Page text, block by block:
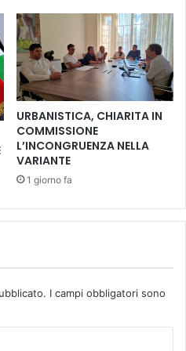
URBANISTICA, CHIARITA IN
COMMISSIONE
L’INCONGRUENZA NELLA
VARIANTE
1 giorno fa
I campi obbligatori sono